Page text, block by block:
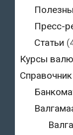
Пресс-
Статьи
Курсы
Справочник
Валга